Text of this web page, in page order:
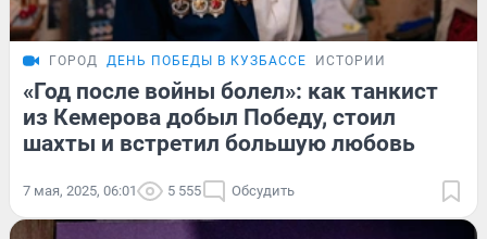
ГОРОД ДЕНЬ ПОБЕДЫ В КУЗБАССЕ ИСТОРИИ
«Год после войны болел»: как танкист
из Кемерова добыл Победу, стоил
шахты и встретил большую любовь
7 мая, 2025, 06:01 5 555 Обсудить